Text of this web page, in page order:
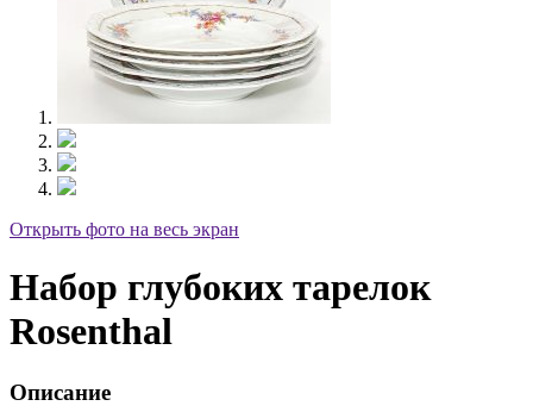
Открыть фото на весь экран
Набор глубоких тарелок
Rosenthal
Описание